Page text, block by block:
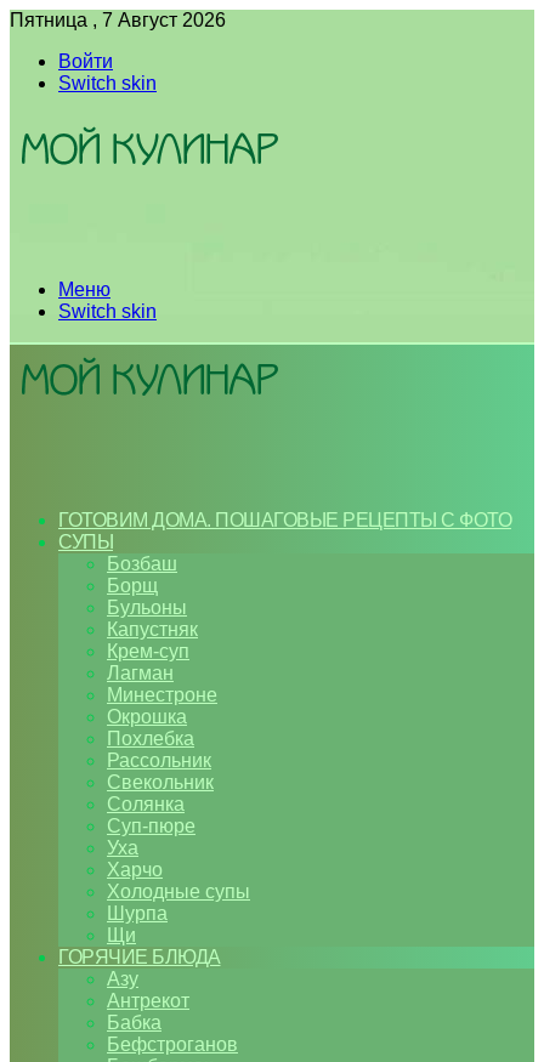
Пятница , 7 Август 2026
Войти
Switch skin
Меню
Switch skin
ГОТОВИМ ДОМА. ПОШАГОВЫЕ РЕЦЕПТЫ С ФОТО
СУПЫ
Бозбаш
Борщ
Бульоны
Капустняк
Крем-суп
Лагман
Минестроне
Окрошка
Похлебка
Рассольник
Свекольник
Солянка
Суп-пюре
Уха
Харчо
Холодные супы
Шурпа
Щи
ГОРЯЧИЕ БЛЮДА
Азу
Антрекот
Бабка
Бефстроганов